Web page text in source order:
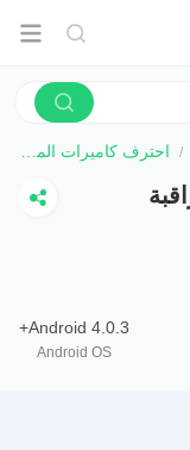
احترف كاميرات المراقبة
Android 4.0.3+
Android OS